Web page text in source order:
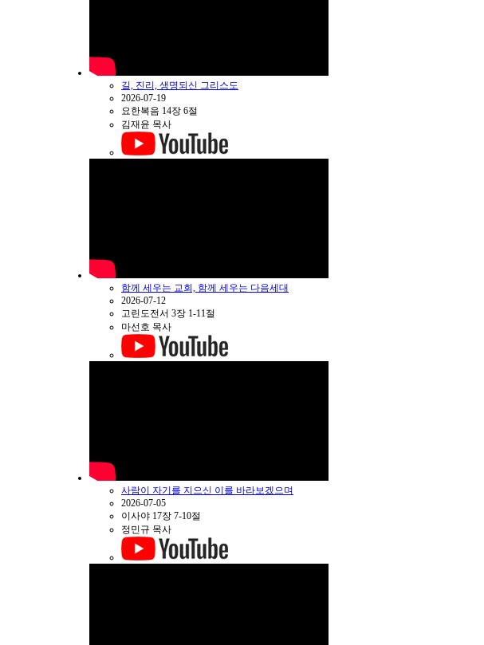
길, 진리, 생명되신 그리스도
2026-07-19
요한복음 14장 6절
김재윤 목사
함께 세우는 교회, 함께 세우는 다음세대
2026-07-12
고린도전서 3장 1-11절
마선호 목사
사람이 자기를 지으신 이를 바라보겠으며
2026-07-05
이사야 17장 7-10절
정민규 목사